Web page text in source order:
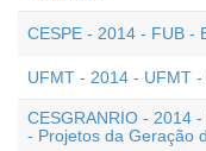
CESPE - 2014 - FUB -
UFMT - 2014 - UFMT
CESGRANRIO - 2014
- Projetos da Geração